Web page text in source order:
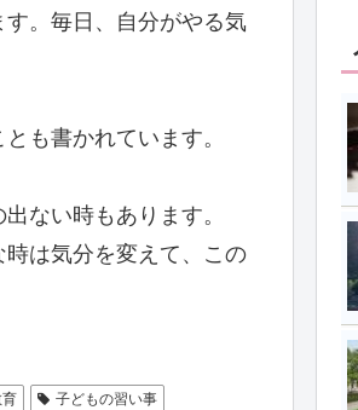
す。毎日、自分がやる気
も書かれています。
ない時もあります。
時は気分を変えて、この
育 子どもの習い事